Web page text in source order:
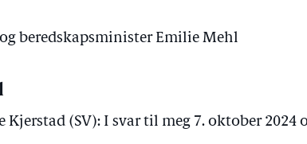
beredskapsminister Emilie Mehl
Kjerstad (SV): I svar til meg 7. oktober 2024